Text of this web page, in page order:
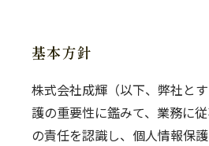
基本方針
株式会社成輝（以下、弊社と
護の重要性に鑑みて、業務に
の責任を認識し、個人情報保